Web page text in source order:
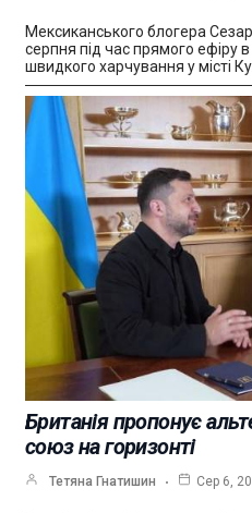
Мексиканського блогера
серпня під час прямого ефіру
швидкого харчування у місті
Британія пропонує
союз на горизонті
Тетяна Гнатишин Сер 6,